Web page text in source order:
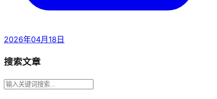
2026年04月18日
搜索文章